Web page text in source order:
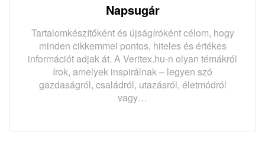
Napsugár
Tartalomkészítőként és újságíróként célom, hogy
minden cikkemmel pontos, hiteles és értékes
információt adjak át. A Veritex.hu-n olyan témákról
írok, amelyek inspirálnak – legyen szó
gazdaságról, családról, utazásról, életmódról
vagy…